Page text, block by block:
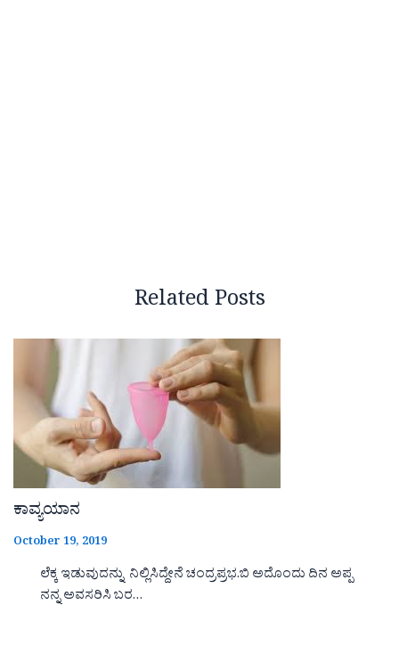
Related Posts
ಕಾವ್ಯಯಾನ
October 19, 2019
ಲೆಕ್ಕ ಇಡುವುದನ್ನು ನಿಲ್ಲಿಸಿದ್ದೇನೆ ಚಂದ್ರಪ್ರಭ.ಬಿ ಅದೊಂದು ದಿನ ಅಪ್ಪ
ನನ್ನ ಅವಸರಿಸಿ ಬರ…